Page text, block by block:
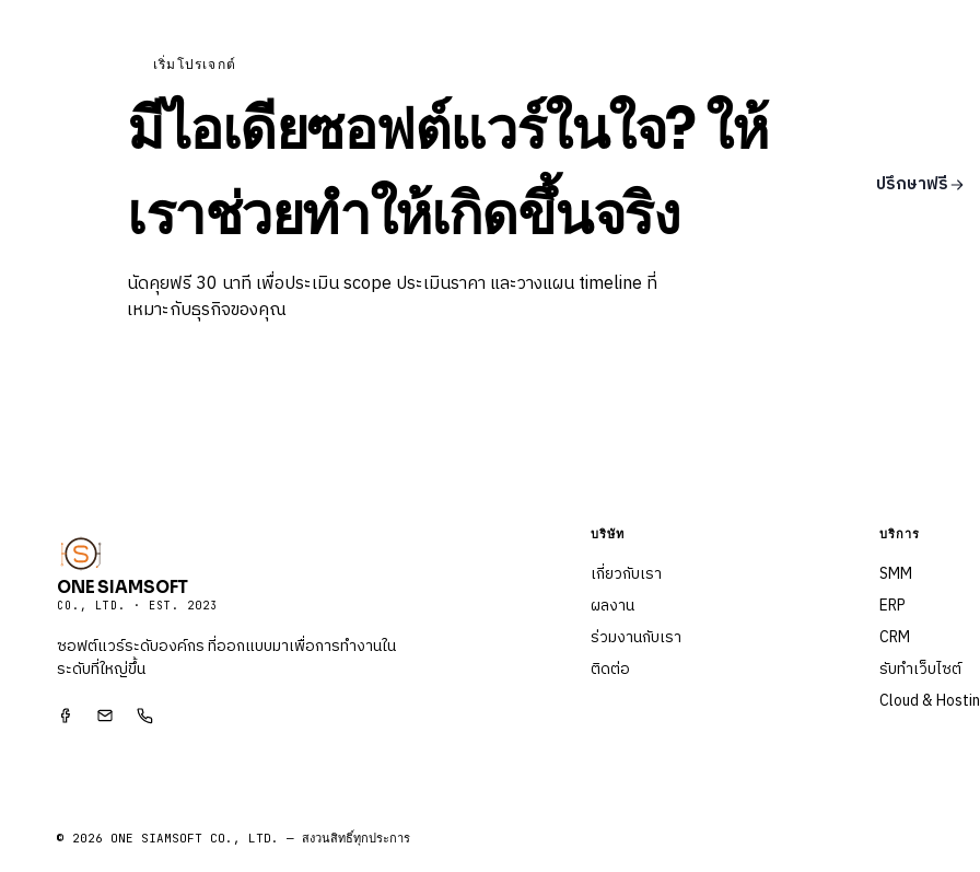
เริ่มโปรเจกต์
มีไอเดียซอฟต์แวร์ในใจ? ให้
เราช่วยทำให้เกิดขึ้นจริง
นัดคุยฟรี 30 นาที เพื่อประเมิน scope ประเมินราคา และวางแผน timeline ที่
เหมาะกับธุรกิจของคุณ
ปรึกษาฟรี
ONE SIAMSOFT
CO., LTD. · EST. 2023
ซอฟต์แวร์ระดับองค์กร ที่ออกแบบมาเพื่อการทำงานใน
ระดับที่ใหญ่ขึ้น
บริษัท
เกี่ยวกับเรา
ผลงาน
ร่วมงานกับเรา
ติดต่อ
บริการ
SMM
ERP
CRM
รับทำเว็บไซต์
Cloud &
© 2026 ONE SIAMSOFT CO., LTD. — สงวนสิทธิ์ทุกประการ